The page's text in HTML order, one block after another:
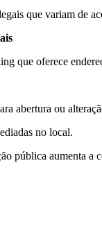
que variam de
que oferece
abertura ou
no local.
pública aumenta